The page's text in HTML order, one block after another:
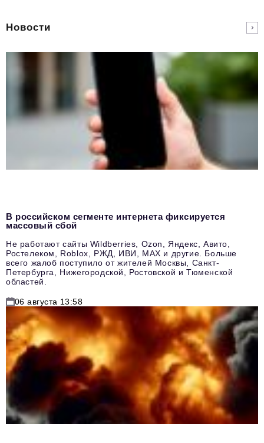
Новости
В российском сегменте интернета фиксируется
массовый сбой
Не работают сайты Wildberries, Ozon, Яндекс, Авито,
Ростелеком, Roblox, РЖД, ИВИ, MAX и другие. Больше
всего жалоб поступило от жителей Москвы, Санкт-
Петербурга, Нижегородской, Ростовской и Тюменской
областей.
06 августа 13:58